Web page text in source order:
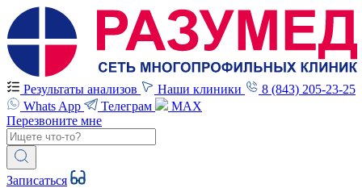
Результаты анализов Наши клиники
8 (843) 205-23-25
Whats App
Телеграм
MAX
Перезвоните мне
Записаться